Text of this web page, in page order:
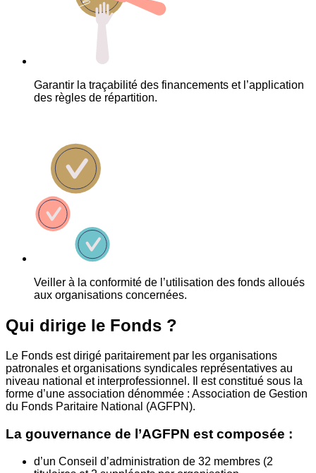
Garantir la traçabilité des financements et l’application
des règles de répartition.
Veiller à la conformité de l’utilisation des fonds alloués
aux organisations concernées.
Qui dirige le Fonds ?
Le Fonds est dirigé paritairement par les organisations
patronales et organisations syndicales représentatives au
niveau national et interprofessionnel. Il est constitué sous la
forme d’une association dénommée : Association de Gestion
du Fonds Paritaire National (AGFPN).
La gouvernance de l’AGFPN est composée :
d’un Conseil d’administration de 32 membres (2